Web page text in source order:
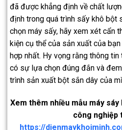
đã được khẳng định về chất
định trong quá trình sấy khô bột
chọn máy sấy, hãy xem xét cẩn
kiện cụ thể của sản xuất của
hợp nhất. Hy vọng rằng thông
có sự lựa chọn đúng đắn và
trình sản xuất bột sắn dây của
Xem thêm nhiều mẫu máy sáy
công nghiệp
https://